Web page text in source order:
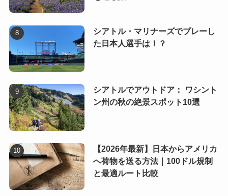
シアトル・マリナーズでプレーし
た日本人選手は！？
シアトルでアウトドア： ワシント
ン州の秋の絶景スポット10選
【2026年最新】日本からアメリカ
へ荷物を送る方法｜100ドル規制
と最適ルート比較